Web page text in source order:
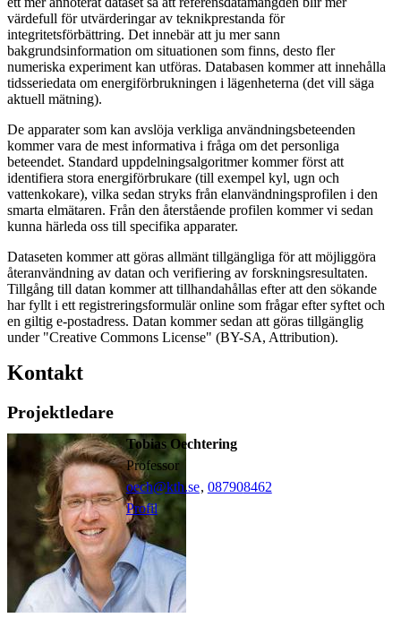
värdefull för utvärderingar av teknikprestanda för
integritetsförbättring. Det innebär att ju mer sann
bakgrundsinformation om situationen som finns, desto fler
numeriska experiment kan utföras. Databasen kommer att innehålla
tidsseriedata om energiförbrukningen i lägenheterna (det vill säga
aktuell mätning).
De apparater som kan avslöja verkliga användningsbeteenden
kommer vara de mest informativa i fråga om det personliga
beteendet. Standard uppdelningsalgoritmer kommer först att
identifiera stora energiförbrukare (till exempel kyl, ugn och
vattenkokare), vilka sedan stryks från elanvändningsprofilen i den
smarta elmätaren. Från den återstående profilen kommer vi sedan
kunna härleda oss till specifika apparater.
Dataseten kommer att göras allmänt tillgängliga för att möjliggöra
återanvändning av datan och verifiering av forskningsresultaten.
Tillgång till datan kommer att tillhandahållas efter att den sökande
har fyllt i ett registreringsformulär online som frågar efter syftet och
en giltig e-postadress. Datan kommer sedan att göras tillgänglig
under "Creative Commons License" (BY-SA, Attribution).
Kontakt
Projektledare
Tobias Oechtering
professor
oech@kth.se, 087908462
Profil